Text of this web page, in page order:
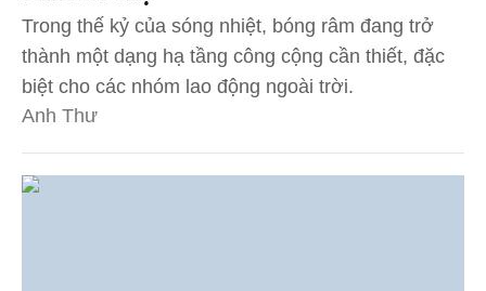
Trong thế kỷ của sóng nhiệt, bóng râm đang trở
thành một dạng hạ tầng công cộng cần thiết, đặc
biệt cho các nhóm lao động ngoài trời.
Anh Thư